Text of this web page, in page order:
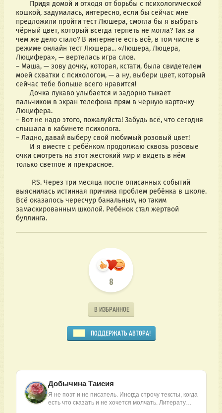
кошкой, задумалась, интересно, если бы сейчас мне
предложили пройти тест Люшера, смогла бы я выбрать
чёрный цвет, который всегда терпеть не могла? Так за
чем же дело стало? В интернете есть всё, в том числе в
режиме онлайн тест Люшера... «Люшера, Люцера,
Люцифера», — вертелась игра слов.
– Маша, — зову дочку, которая, кстати, была свидетелем
моей схватки с психологом, — а ну, выбери цвет, который
сейчас тебе больше всего нравится!
       Дочка лукаво улыбается и задорно тыкает
пальчиком в экран телефона прям в чёрную карточку
Люцифера.
– Вот не надо этого, пожалуйста! Забудь всё, что сегодня
слышала в кабинете психолога.
– Ладно, давай выберу свой любимый розовый цвет!
очки смотреть на этот жестокий мир и видеть в нём
только светлое и прекрасное.
выяснилась истинная причина проблем ребёнка в школе.
Всё оказалось чересчур банальным, но таким
замаскированным школой. Ребёнок стал жертвой
буллинга.
8
В ИЗБРАННОЕ
ПОДДЕРЖАТЬ АВТОРА!
Добычина Таисия
Я не поэт и не писатель. Иногда строчу тексты, когда
есть что сказать и не хочется молчать. Литерату…